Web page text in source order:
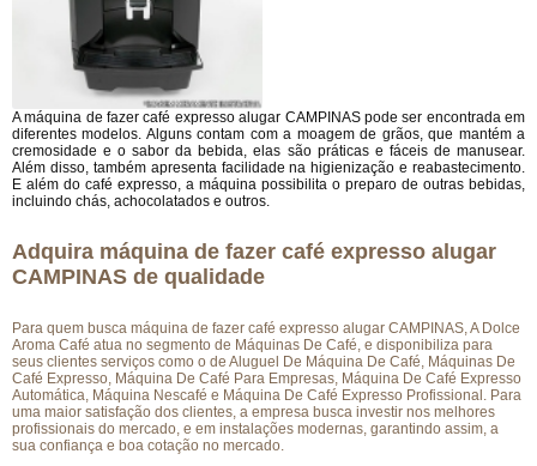
A máquina de fazer café expresso alugar CAMPINAS pode ser encontrada em
diferentes modelos. Alguns contam com a moagem de grãos, que mantém a
cremosidade e o sabor da bebida, elas são práticas e fáceis de manusear.
Além disso, também apresenta facilidade na higienização e reabastecimento.
E além do café expresso, a máquina possibilita o preparo de outras bebidas,
incluindo chás, achocolatados e outros.
Adquira máquina de fazer café expresso alugar
CAMPINAS de qualidade
Para quem busca máquina de fazer café expresso alugar CAMPINAS, A Dolce
Aroma Café atua no segmento de Máquinas De Café, e disponibiliza para
seus clientes serviços como o de Aluguel De Máquina De Café, Máquinas De
Café Expresso, Máquina De Café Para Empresas, Máquina De Café Expresso
Automática, Máquina Nescafé e Máquina De Café Expresso Profissional. Para
uma maior satisfação dos clientes, a empresa busca investir nos melhores
profissionais do mercado, e em instalações modernas, garantindo assim, a
sua confiança e boa cotação no mercado.